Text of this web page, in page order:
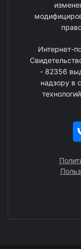
Интернет-
- 82356
надзору в